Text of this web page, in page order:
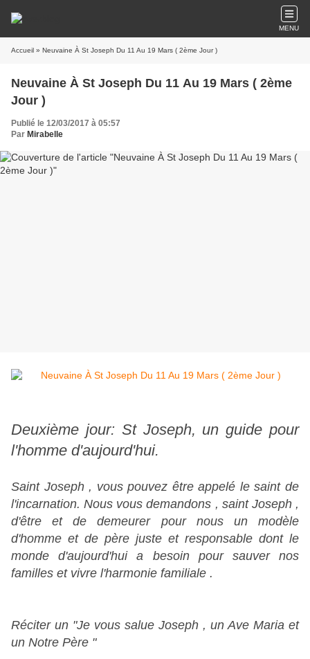
MENU
Accueil » Neuvaine À St Joseph Du 11 Au 19 Mars ( 2ème Jour )
Neuvaine À St Joseph Du 11 Au 19 Mars ( 2ème
Jour )
Publié le 12/03/2017 à 05:57
Par Mirabelle
Deuxième jour: St Joseph, un guide pour
l'homme d'aujourd'hui.
Saint Joseph , vous pouvez être appelé le saint de
l'incarnation. Nous vous demandons , saint Joseph ,
d'être et de demeurer pour nous un modèle
d'homme et de père juste et responsable dont le
monde d'aujourd'hui a besoin pour sauver nos
familles et vivre l'harmonie familiale .
Réciter un "Je vous salue Joseph , un Ave Maria et
un Notre Père "